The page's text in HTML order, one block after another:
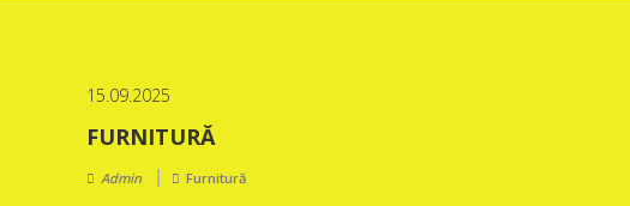
15.09.2025
FURNITURĂ
Admin Furnitură